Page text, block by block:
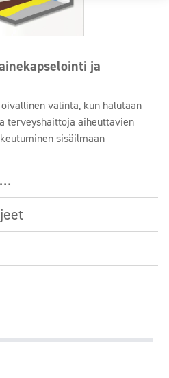
ja
valinta, kun halutaan
terveyshaittoja aiheuttavien
sisäilmaan